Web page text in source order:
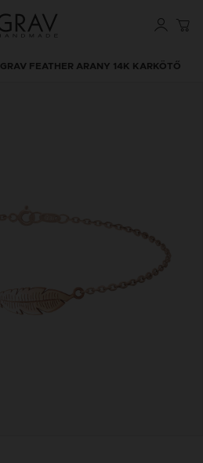
GRAV FEATHER ARANY 14K KARKÖTŐ